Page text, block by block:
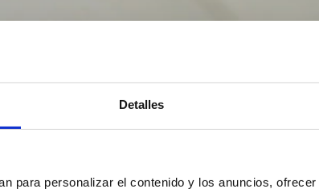
Detalles
para personalizar el contenido y los anuncios,